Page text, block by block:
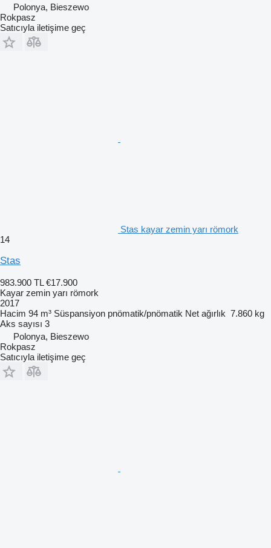
Polonya, Bieszewo
Rokpasz
Satıcıyla iletişime geç
Stas kayar zemin yarı römork
14
Stas
983.900 TL €17.900
Kayar zemin yarı römork
2017
Hacim 94 m³ Süspansiyon pnömatik/pnömatik Net ağırlık 7.860 kg
Aks sayısı 3
Polonya, Bieszewo
Rokpasz
Satıcıyla iletişime geç